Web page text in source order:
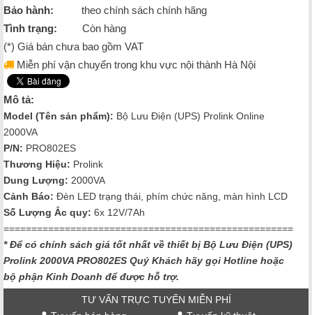
Bảo hành: theo chính sách chính hãng
Tình trạng: Còn hàng
(*) Giá bán chưa bao gồm VAT
Miễn phí vận chuyển trong khu vực nội thành Hà Nội
Mô tả:
Model (Tên sản phẩm): Bộ Lưu Điện (UPS) Prolink Online
2000VA
P/N: PRO802ES
Thương Hiệu: Prolink
Dung Lượng: 2000VA
Cảnh Báo: Đèn LED trạng thái, phím chức năng, màn hình LCD
Số Lượng Ắc quy: 6x 12V/7Ah
====================================================
* Để có chính sách giá tốt nhất về thiết bị Bộ Lưu Điện (UPS)
Prolink 2000VA PRO802ES Quý Khách hãy gọi Hotline hoặc
bộ phận Kinh Doanh để được hỗ trợ.
TƯ VẤN TRỰC TUYẾN MIỄN PHÍ